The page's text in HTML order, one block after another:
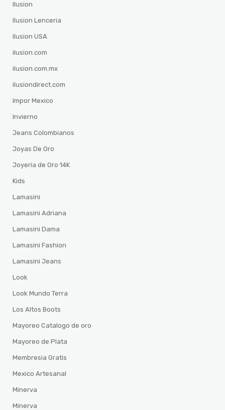
Ilusion
Ilusion Lenceria
Ilusion USA
ilusion.com
ilusion.com.mx
ilusiondirect.com
Impor Mexico
Invierno
Jeans Colombianos
Joyas De Oro
Joyeria de Oro 14K
Kids
Lamasini
Lamasini Adriana
Lamasini Dama
Lamasini Fashion
Lamasini Jeans
Look
Look Mundo Terra
Los Altos Boots
Mayoreo Catalogo de oro
Mayoreo de Plata
Membresia Gratis
Mexico Artesanal
Minerva
Minerva